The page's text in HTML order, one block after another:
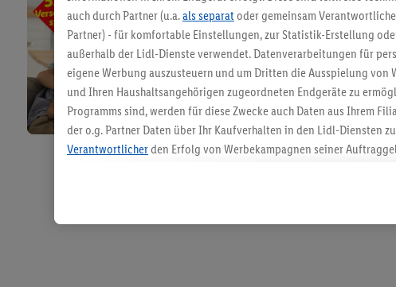
5.95
auch durch Partner (u.a.als separat oder gemeinsam
Partner) - für komfortable Einstellungen, zur Statistik-Erstellung
außerhalb der Lidl-Dienste verwendet. Datenverarbeitungen für
eigene Werbung auszusteuern und um Dritten die Ausspielung
und Ihren Haushaltsangehörigen zugeordneten Endgeräte zu
Programms sind, werden für diese Zwecke auch Daten aus Ihrem
der o.g. Partner Daten über Ihr Kaufverhalten in den Lidl-Diensten
Verantwortlicherden Erfolg von Werbekampagnen seiner
angereicherten Profilen. Dies umfasst die Zusammenführung von
Kaufverhalten in den Lidl-Diensten, Informationen aus Ihrem
genauen Standortdaten) auch über verschiedene Endgeräte und